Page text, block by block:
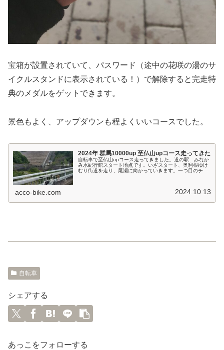
宝箱が設置されていて、パスワード（途中の花咲の湯のサ
イクルスタンドに表示されている！）で解除すると完走特
典のメダルをゲットできます。
景色もよく、アップダウンも程よくいいコースでした。
2024年 群馬10000up 至仏山upコース走ってきた
自転車で至仏山upコース走ってきました。道の駅 みなか
み水紀行館スタート地点です。いざスタート、奥利根ゆけ
むり街道を走り、尾瀬に向かっていきます。一つ目のチェ
acco-bike.com 2024.10.13
自転車
シェアする
あっこをフォローする